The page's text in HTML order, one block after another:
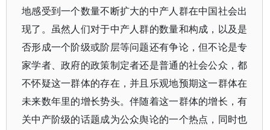
地感受到一个数量不断扩大的中产人群在中国社会出
现了。虽然人们对于中产人群的数量和构成，以及是
否形成一个阶级或阶层等问题还有争论，但不论是专
家学者、政府的政策制定者还是普通的社会公众，都
不怀疑这一群体的存在，并且乐观地预期这一群体在
未来数年里的增长势头。伴随着这一群体的增长，有
关中产阶级的话题成为公众舆论的一个热点，同时也